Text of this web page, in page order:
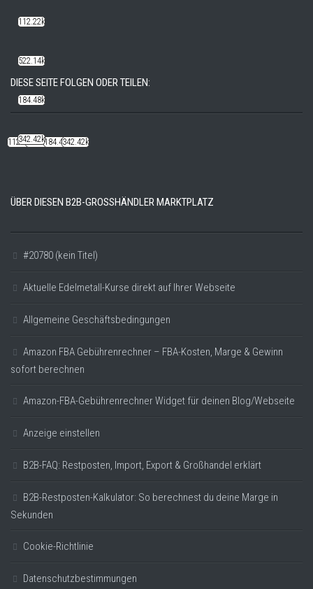
DIESE SEITE FOLGEN ODER TEILEN:
112.22k522.14k184.48k342.42k
ÜBER DIESEN B2B-GROSSHÄNDLER MARKTPLATZ
#20780 (kein Titel)
Aktuelle Edelmetall-Kurse direkt auf Ihrer Webseite
Allgemeine Geschäftsbedingungen
Amazon FBA Gebührenrechner – FBA-Kosten, Marge & Gewinn
sofort berechnen
Amazon-FBA-Gebührenrechner Widget für deinen Blog/Webseite
Anzeige einstellen
B2B-FAQ: Restposten, Import, Export & Großhandel erklärt
B2B-Restposten-Kalkulator: So berechnest du deine Marge in
Sekunden
Cookie-Richtlinie
Datenschutzbestimmungen
112.22k
522.14k
184.48k
342.42k